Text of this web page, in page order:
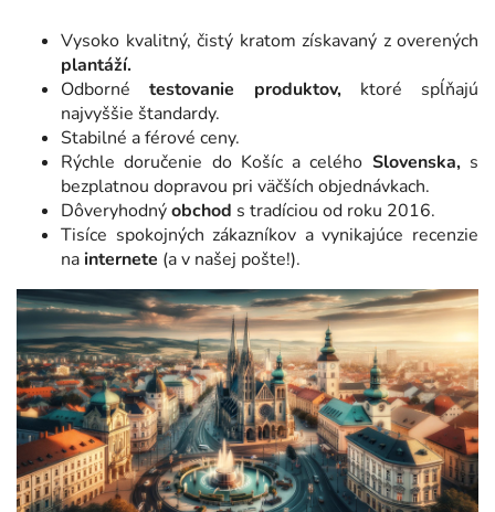
Vysoko kvalitný, čistý kratom získavaný z overených
plantáží.
Odbornétestovanie produktov,ktoré spĺňajú
najvyššie štandardy.
Stabilné a férové ceny.
Rýchle doručenie do Košíc a celého Slovenska,s
bezplatnou dopravou pri väčších objednávkach.
Dôveryhodnýobchod s tradíciou od roku 2016.
Tisíce spokojných zákazníkov a vynikajúce recenzie
nainternete (a v našej pošte!).